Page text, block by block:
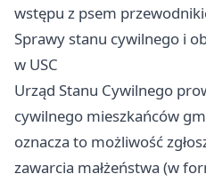
wstępu z psem
Sprawy stanu cywilnego i
w USC
Urząd Stanu Cywilnego
cywilnego mieszkańców
oznacza to możliwość
zawarcia małżeństwa (w